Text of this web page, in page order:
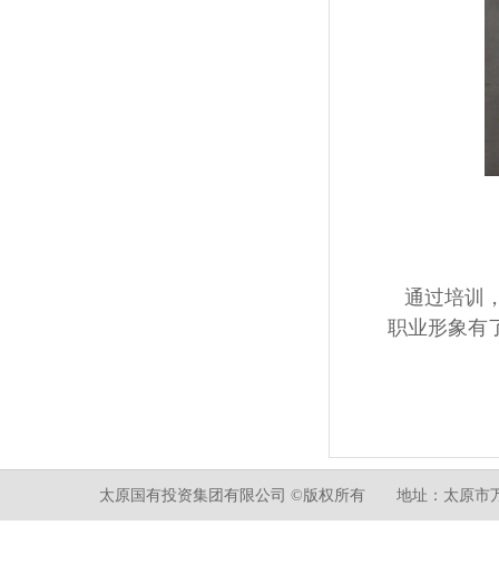
通过培训
职业形象有
太原国有投资集团有限公司 ©版权所有 地址：太原